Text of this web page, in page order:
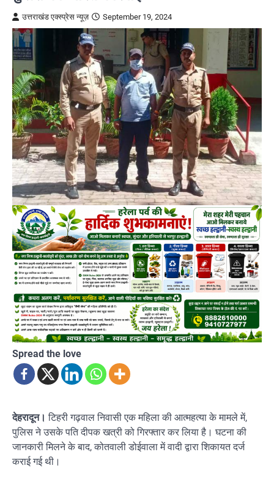
उत्तराखंड एक्स्प्रेस न्यूज़ September 19, 2024
Spread the love
देहरादून। टिहरी गढ़वाल निवासी एक महिला की आत्महत्या के मामले में,
पुलिस ने उसके पति दीपक खत्री को गिरफ्तार कर लिया है। घटना की
जानकारी मिलने के बाद, कोतवाली डोईवाला में वादी द्वारा शिकायत दर्ज
कराई गई थी।